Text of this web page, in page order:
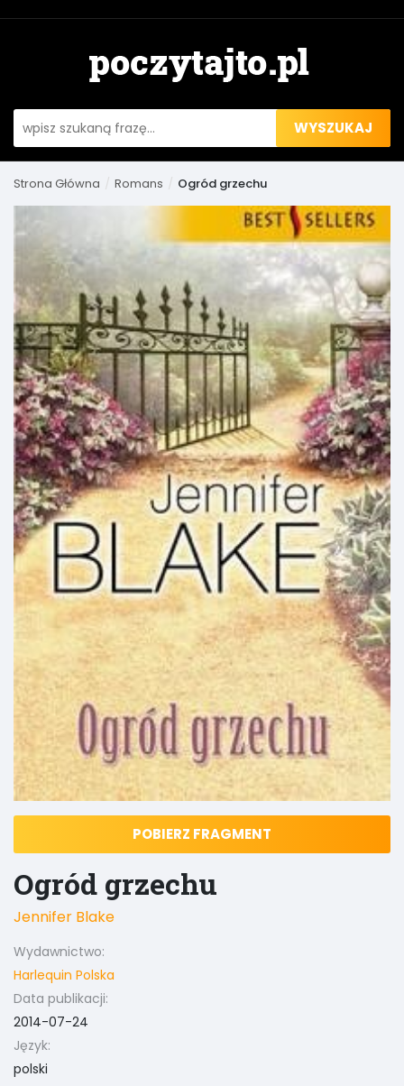
WYSZUKAJ
Strona Główna Romans Ogród grzechu
POBIERZ FRAGMENT
Ogród grzechu
Jennifer Blake
Wydawnictwo:
Harlequin Polska
Data publikacji:
2014-07-24
Język:
polski